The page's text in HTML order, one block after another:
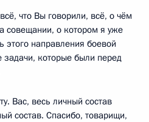
что Вы говорили, всё, о чём
совещании, о котором я уже
этого направления боевой
задачи, которые были перед
Вас, весь личный состав
состав. Спасибо, товарищи,